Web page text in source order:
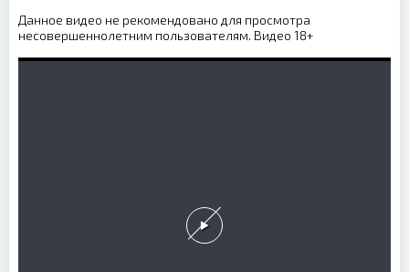
Данное видео не рекомендовано для просмотра
несовершеннолетним пользователям. Видео 18+